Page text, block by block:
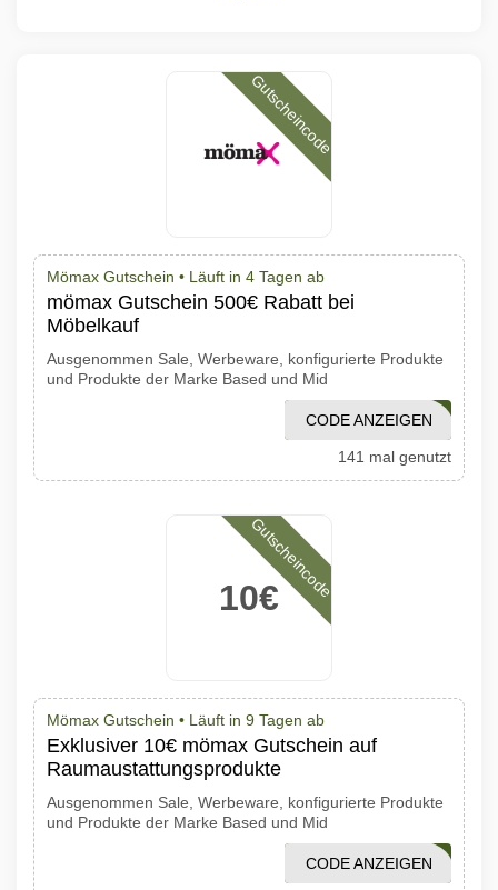
Gutscheincode
Mömax Gutschein • Läuft in 4 Tagen ab
mömax Gutschein 500€ Rabatt bei
Möbelkauf
Ausgenommen Sale, Werbeware, konfigurierte Produkte
und Produkte der Marke Based und Mid
MÖBEL1500
CODE ANZEIGEN
141 mal genutzt
10€Gutscheincode
Mömax Gutschein • Läuft in 9 Tagen ab
Exklusiver 10€ mömax Gutschein auf
Raumaustattungsprodukte
Ausgenommen Sale, Werbeware, konfigurierte Produkte
und Produkte der Marke Based und Mid
GSG0321
CODE ANZEIGEN